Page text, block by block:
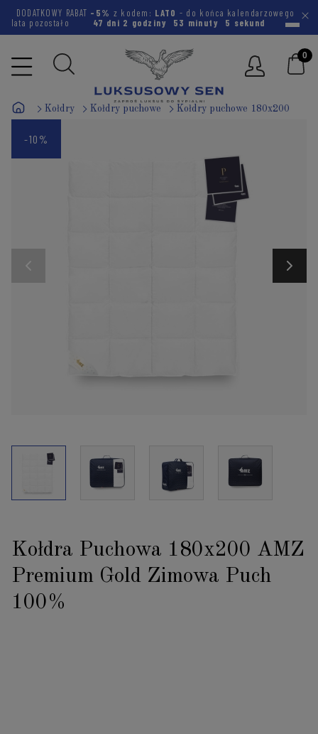
DODATKOWY RABAT -5% z kodem: LATO - do końca kalendarzowego
lata pozostało
47 dni 2 godziny 53 minuty 4 sekundy
Kołdry Kołdry puchowe Kołdry puchowe 180x200
Kołdra Puchowa 180x200 AMZ
Premium Gold Zimowa Puch
100%
-10%